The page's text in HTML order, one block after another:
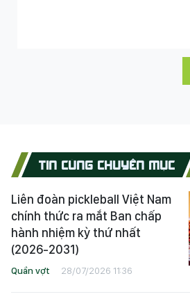
TIN CÙNG CHUYÊN MỤC
Liên đoàn pickleball Việt Nam
chính thức ra mắt Ban chấp
hành nhiệm kỳ thứ nhất
(2026-2031)
Quần vợt 28/07/2026 11:36